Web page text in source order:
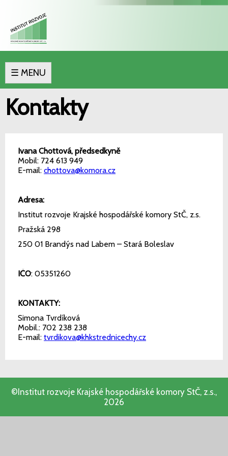
☰ MENU
Kontakty
Ivana Chottová, předsedkyně
Mobil: 724 613 949
E-mail: chottova@komora.cz
Adresa:
Institut rozvoje Krajské hospodářské komory StČ, z.s.
Pražská 298
250 01 Brandýs nad Labem – Stará Boleslav
IČO: 05351260
KONTAKTY:
Simona Tvrdíková
Mobil.: 702 238 238
E-mail: tvrdikova@khkstrednicechy.cz
©Institut rozvoje Krajské hospodářské komory StČ, z.s.,
2026